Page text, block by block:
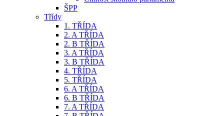
ŠPP
Třídy
1. TŘÍDA
2. A TŘÍDA
2. B TŘÍDA
3. A TŘÍDA
3. B TŘÍDA
4. TŘÍDA
5. TŘÍDA
6. A TŘÍDA
6. B TŘÍDA
7. A TŘÍDA